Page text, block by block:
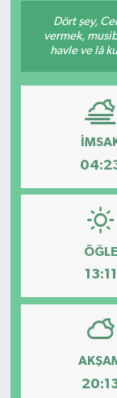
Dört şey,
vermek,
havle ve lâ
ÖĞLE
13:11
GÜNDEM
HABERDE
KÜLTÜR-
MEDYA
ÖZEL
POLİTİKA
SİYASET